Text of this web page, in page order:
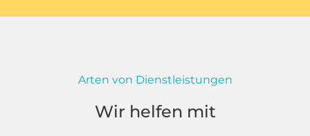
Arten von Dienstleistungen
Wir helfen mit